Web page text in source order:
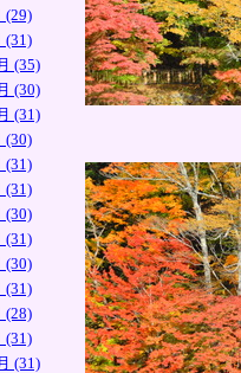
(29)
(31)
(35)
(30)
(31)
(30)
(31)
(31)
(30)
(31)
(30)
(31)
(28)
(31)
(31)